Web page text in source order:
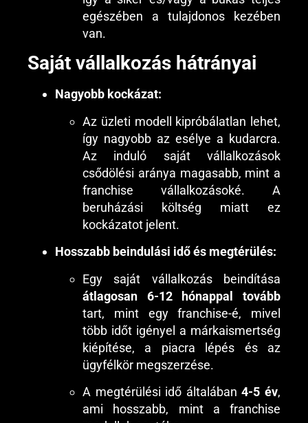
egészében a tulajdonos kezében
van.
Saját vállalkozás hátrányai
Nagyobb kockázat:
Az üzleti modell kipróbálatlan lehet,
így nagyobb az esélye a kudarcra.
Az induló saját vállalkozások
csődölési aránya magasabb, mint a
franchise vállalkozásoké. A
beruházási költség miatt ez
kockázatot jelent.
Hosszabb beindulási idő és megtérülés:
Egy saját vállalkozás beindítása
átlagosan 6-12 hónappal tovább
tart, mint egy franchise-é, mivel
több időt igényel a márkaismertség
kiépítése, a piacra lépés és az
ügyfélkör megszerzése.
A megtérülési idő általában4-5 év,
ami hosszabb, mint a franchise